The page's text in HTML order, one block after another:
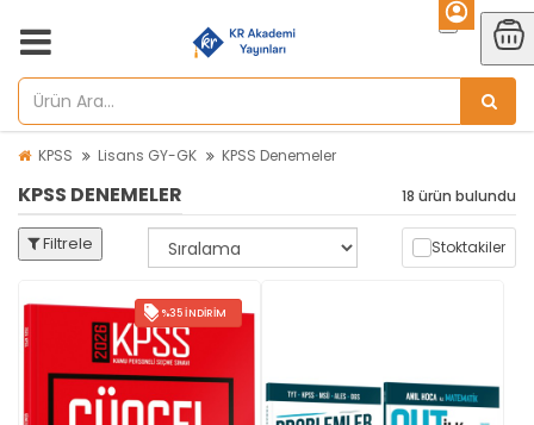
KPSS Lisans GY-GK KPSS Denemeler
KPSS DENEMELER 18 ürün bulundu
Filtrele Stoktakiler
%35 İNDIRIM